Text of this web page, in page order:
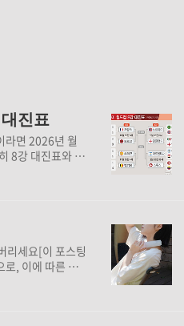
진표
라면 2026년 월
8강 대진표와 앞
하시는 부분이
와 경기 일정,
의미를 지니고
지 반영된 경기이
받는 대형 이벤
, 멕시코 3개국
와 관람 환경을
리세요[이 포스팅
로, 이에 따른 일
바 바로사서 가
위죠. 특히 무더